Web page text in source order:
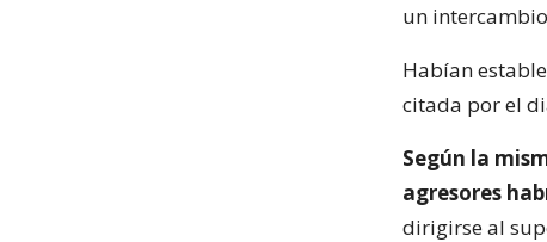
un
Habían
citada por el
Según la
agresores
dirigirse al